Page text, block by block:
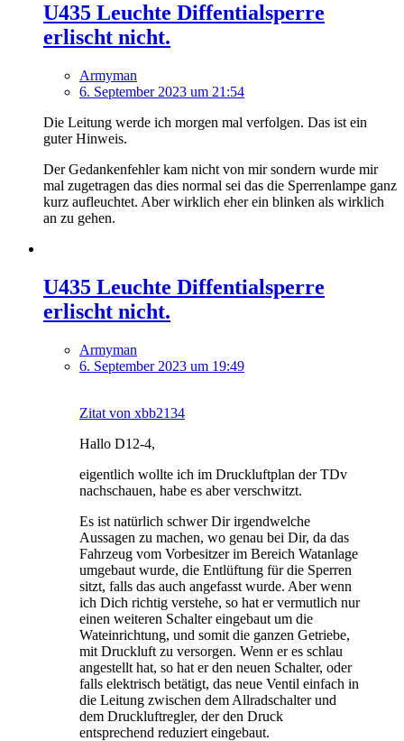
U435 Leuchte Diffentialsperre
erlischt nicht.
Armyman
6. September 2023 um 21:54
Die Leitung werde ich morgen mal verfolgen. Das ist ein
guter Hinweis.
Der Gedankenfehler kam nicht von mir sondern wurde mir
mal zugetragen das dies normal sei das die Sperrenlampe ganz
kurz aufleuchtet. Aber wirklich eher ein blinken als wirklich
an zu gehen.
U435 Leuchte Diffentialsperre
erlischt nicht.
Armyman
6. September 2023 um 19:49
Zitat von xbb2134
Hallo D12-4,
eigentlich wollte ich im Druckluftplan der TDv
nachschauen, habe es aber verschwitzt.
Es ist natürlich schwer Dir irgendwelche
Aussagen zu machen, wo genau bei Dir, da das
Fahrzeug vom Vorbesitzer im Bereich Watanlage
umgebaut wurde, die Entlüftung für die Sperren
sitzt, falls das auch angefasst wurde. Aber wenn
ich Dich richtig verstehe, so hat er vermutlich nur
einen weiteren Schalter eingebaut um die
Wateinrichtung, und somit die ganzen Getriebe,
mit Druckluft zu versorgen. Wenn er es schlau
angestellt hat, so hat er den neuen Schalter, oder
falls elektrisch betätigt, das neue Ventil einfach in
die Leitung zwischen dem Allradschalter und
dem Druckluftregler, der den Druck
entsprechend reduziert eingebaut.